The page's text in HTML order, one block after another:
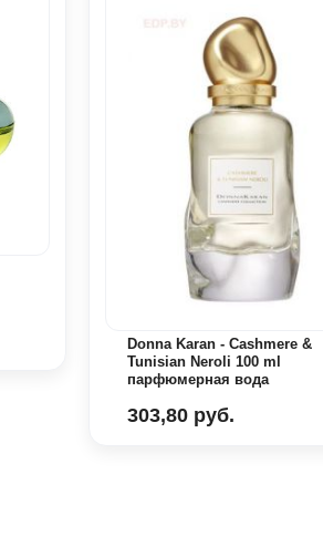
Donna Karan - Cashmere &
Tunisian Neroli 100 ml
парфюмерная вода
303,80 руб.